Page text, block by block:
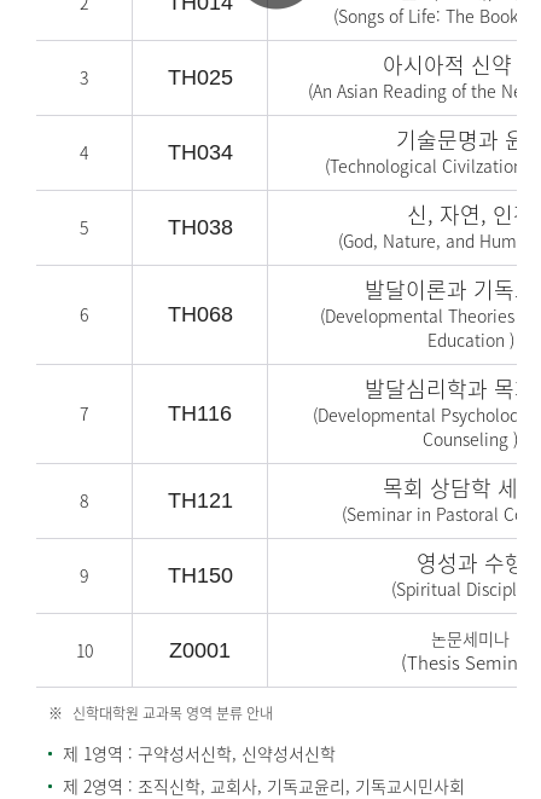
(Songs of Life: The Book
3 TH025 아시아적 신약
(An Asian Reading of the
4 TH034 기술문명과 윤
(Technological Civilzation
5 TH038 신, 자연, 인간
(God, Nature, and Human
6 TH068
발달이론과 기독
(Developmental Theories
Education )
7 TH116
발달심리학과 목
(Developmental Psycholody
Counseling )
8 TH121 목회 상담학 세
(Seminar in Pastoral
9 TH150 영성과 수행
(Spiritual Discipline
10 Z0001 논문세미나
(Thesis Seminar)
신학대학원 교과목 영역 분류 안내
제 1영역 : 구약성서신학, 신약성서신학
제 2영역 : 조직신학, 교회사, 기독교윤리, 기독교시민사회